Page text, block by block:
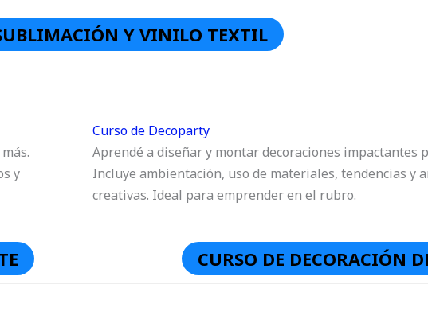
Y VINILO TEXTIL
y
Curso de Decoparty
Aprendé a diseñar y montar decoraciones impactantes
Incluye ambientación, uso de materiales, tendencias y
creativas. Ideal para emprender en el rubro.
CURSO DE DECORACIÓN